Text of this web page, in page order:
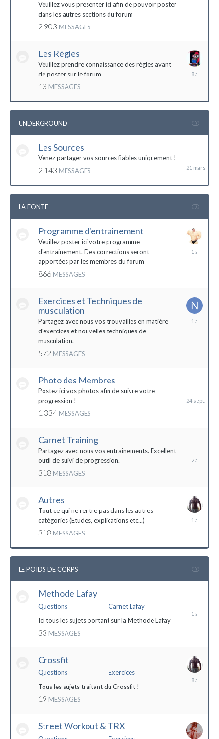
Veuillez vous presenter ici afin de pouvoir poster
dans les autres sections du forum
2 903 MESSAGES
Les Règles
Veuillez prendre connaissance des règles avant
de poster sur le forum.
13 MESSAGES
UNDERGROUND
Les Sources
Venez partager vos sources fiables uniquement !
2 143 MESSAGES
LA FONTE
Programme d'entrainement
Veuillez poster ici votre programme
d'entrainement. Des corrections seront
apportées par les membres du forum
866 MESSAGES
20
Exercices et Techniques de
musculation
Partagez avec nous vos trouvailles en matière
d'exercices et nouvelles techniques de
musculation.
572 MESSAGES
25
Photo des Membres
Postez ici vos photos afin de suivre votre
progression !
1 334 MESSAGES
2023
Carnet Training
Partagez avec nous vos entrainements. Excellent
outil de suivi de progression.
318 MESSAGES
2022
Autres
Tout ce qui ne rentre pas dans les autres
catégories (Etudes, explications etc...)
318 MESSAGES
10
LE POIDS DE CORPS
Methode Lafay
Questions
Carnet Lafay
Ici tous les sujets portant sur la Methode Lafay
33 MESSAGES
2023
Crossfit
Questions
Exercices
Tous les sujets traitant du Crossfit !
19 MESSAGES
27
Street Workout & TRX